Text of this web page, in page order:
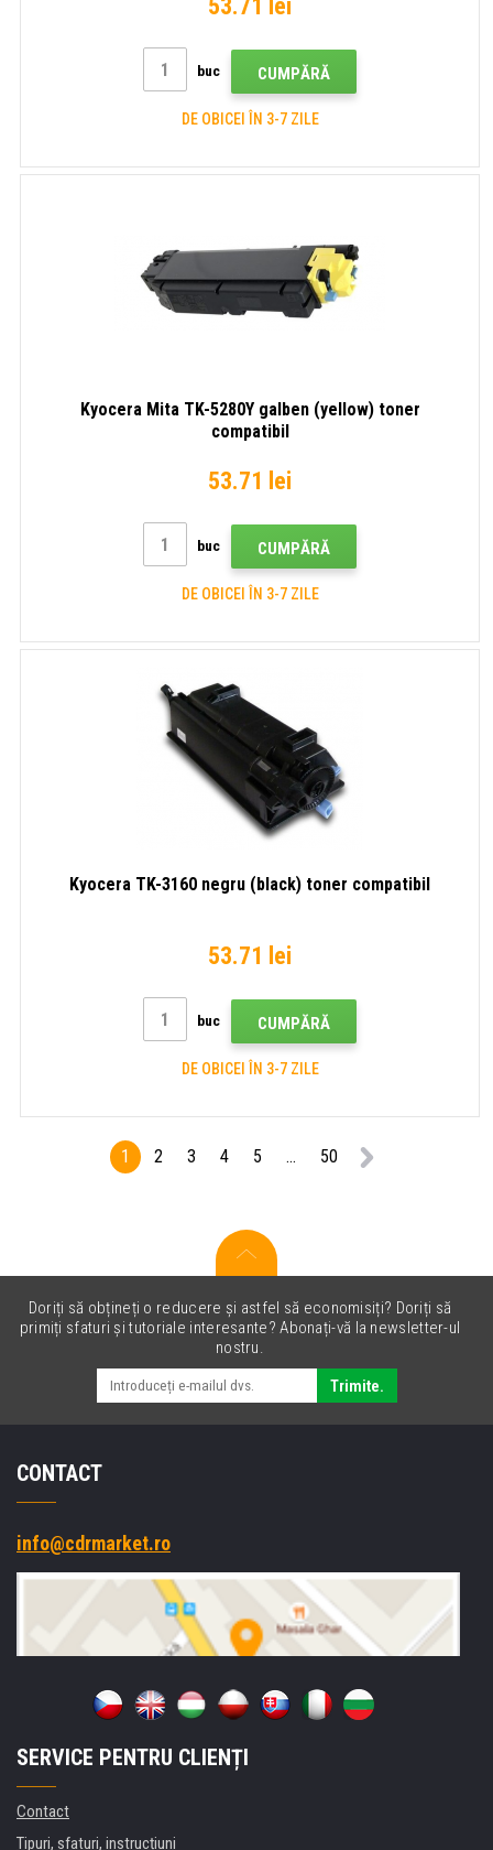
53.71 lei
buc CUMPĂRĂ
DE OBICEI ÎN 3-7 ZILE
Kyocera Mita TK-5280Y galben (yellow) toner
compatibil
53.71 lei
buc CUMPĂRĂ
DE OBICEI ÎN 3-7 ZILE
Kyocera TK-3160 negru (black) toner compatibil
53.71 lei
buc CUMPĂRĂ
DE OBICEI ÎN 3-7 ZILE
1 2 3 4 5 ... 50
Doriți să obțineți o reducere și astfel să economisiți? Doriți să
primiți sfaturi și tutoriale interesante? Abonați-vă la newsletter-ul
nostru.
Trimite.
CONTACT
info@cdrmarket.ro
SERVICE PENTRU CLIENȚI
Contact
Tipuri, sfaturi, instrucțiuni